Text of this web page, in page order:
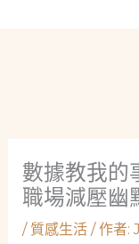
數據教我的
職場減壓幽
/ 質感生活/ 作者: